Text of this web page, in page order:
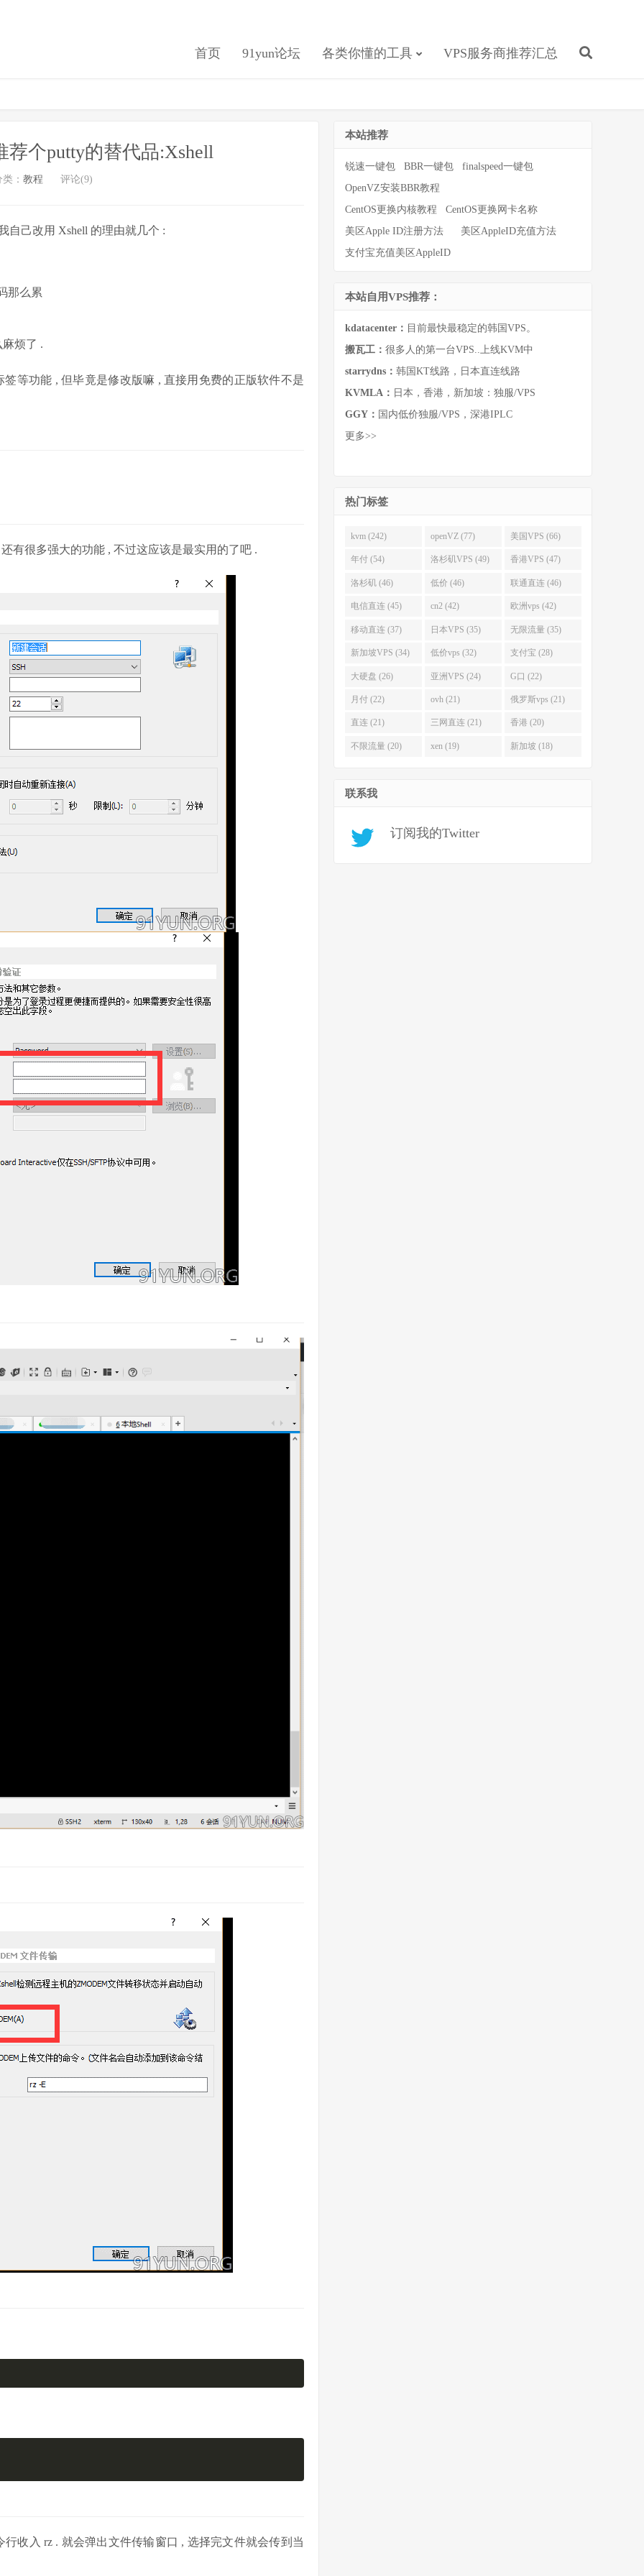
首页 91yun论坛 各类你懂的工具 VPS服务商推荐汇总
荐个putty的替代品:Xshell
： 教程 评论(9)
自己改用 Xshell 的理由就几个 :
那么累
烦了 .
等功能 , 但毕竟是修改版嘛 , 直接用免费的正版软件不是
有很多强大的功能 , 不过这应该是最实用的了吧 .
收入 rz . 就会弹出文件传输窗口 , 选择完文件就会传到当
本站推荐
锐速一键包 BBR一键包
finalspeed一键包
OpenVZ安装BBR教程
CentOS更换内核教程
CentOS更换网卡名称
美区Apple ID注册方法
美区AppleID充值方法
支付宝充值美区AppleID
本站自用VPS推荐：
kdatacenter： 目前最快最稳定的韩国VPS。
搬瓦工： 很多人的第一台VPS..上线KVM中
starrydns： 韩国KT线路，日本直连线路
KVMLA： 日本，香港，新加坡：独服/VPS
GGY： 国内低价独服/VPS，深港IPLC
更多>>
热门标签
kvm (242) openVZ (77) 美国VPS (66)
年付 (54) 洛杉矶VPS (49) 香港VPS (47)
洛杉矶 (46) 低价 (46) 联通直连 (46)
电信直连 (45) cn2 (42) 欧洲vps (42)
移动直连 (37) 日本VPS (35) 无限流量 (35)
新加坡VPS (34) 低价vps (32) 支付宝 (28)
大硬盘 (26) 亚洲VPS (24) G口 (22)
月付 (22) ovh (21) 俄罗斯vps (21)
直连 (21) 三网直连 (21) 香港 (20)
不限流量 (20) xen (19) 新加坡 (18)
联系我
订阅我的Twitter